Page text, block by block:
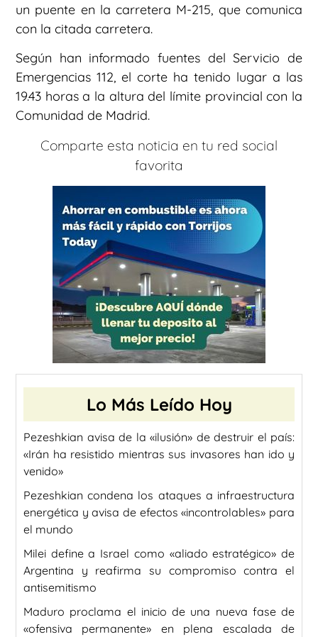
un puente en la carretera M-215, que comunica
con la citada carretera.
Según han informado fuentes del Servicio de
Emergencias 112, el corte ha tenido lugar a las
19.43 horas a la altura del límite provincial con la
Comunidad de Madrid.
Comparte esta noticia en tu red social
favorita
Lo Más Leído Hoy
Pezeshkian avisa de la «ilusión» de destruir el país:
«Irán ha resistido mientras sus invasores han ido y
venido»
Pezeshkian condena los ataques a infraestructura
energética y avisa de efectos «incontrolables» para
el mundo
Milei define a Israel como «aliado estratégico» de
Argentina y reafirma su compromiso contra el
antisemitismo
Maduro proclama el inicio de una nueva fase de
«ofensiva permanente» en plena escalada de